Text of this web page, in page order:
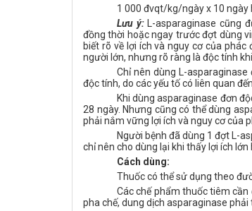
1 000 đvqt/kg/ngày x 10
Lưu ý:L-asparaginase cũng
đồng thời hoặc ngay trước đợt dùng
biết rõ về lợi ích và nguy cơ của phác
người lớn, nhưng rõ ràng là độc tính
Chỉ nên dùng L-
độc tính, do các yếu tố có liên quan
Khi dùng asparaginase đơn
28 ngày. Nhưng cũng có thể dùng
phải nắm vững lợi ích và nguy cơ của
Người bệnh đã dùng 1 đợt L-
chỉ nên cho dùng lại khi thấy lợi ích
Cách dùng:
Thuốccó thể sử dụng theo
Các chế phẩm thuốc tiêm
pha chế, dung dịch asparaginase